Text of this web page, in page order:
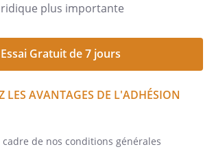
plus importante
Essai Gratuit de 7 jours
LES AVANTAGES DE L'ADHÉSION
de nos conditions générales